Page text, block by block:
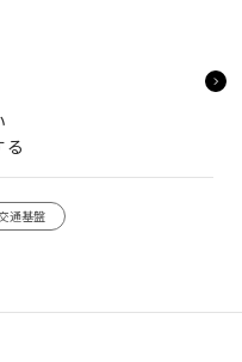
る
通基盤